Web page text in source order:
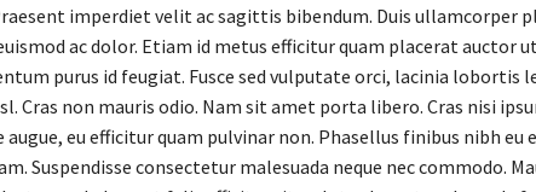
imperdiet velit ac sagittis bibendum. Duis ullamcorper
ac dolor. Etiam id metus efficitur quam placerat auctor ut
purus id feugiat. Fusce sed vulputate orci, lacinia lobortis
Cras non mauris odio. Nam sit amet porta libero. Cras nisi
eu efficitur quam pulvinar non. Phasellus finibus nibh eu
Suspendisse consectetur malesuada neque nec commodo.